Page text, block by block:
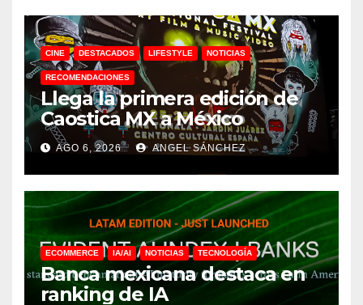
CINE DESTACADOS LIFESTYLE NOTICIAS
RECOMENDACIONES
Llega la primera edición de
Caostica MX a México
AGO 6, 2026 ANGEL SÁNCHEZ
ECOMMERCE IA/AI NOTICIAS TECNOLOGÍA
Banca mexicana destaca en
ranking de IA